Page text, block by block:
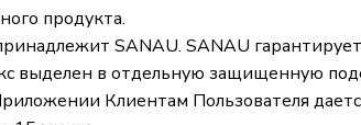
продукта.
SANAU. SANAU
выделен в отдельную защищенную
Клиентам Пользователя